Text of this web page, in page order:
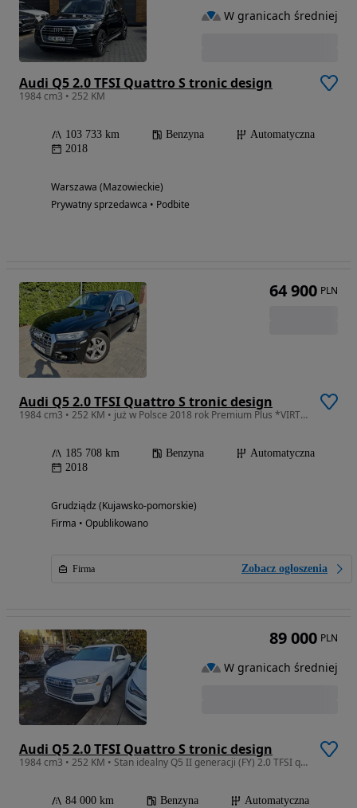
Audi Q5 2.0 TFSI Quattro S tronic design
1984 cm3 • 252 KM
103 733 km Benzyna
Automatyczna
2018
Warszawa (Mazowieckie)
Prywatny sprzedawca • Podbite
W granicach średniej
Audi Q5 2.0 TFSI Quattro S tronic design
1984 cm3 • 252 KM • już w Polsce 2018 rok Premium Plus *VIRTUAL *Już w Polsce !
185 708 km Benzyna
Automatyczna
2018
Grudziądz (Kujawsko-pomorskie)
Firma • Opublikowano
Firma Zobacz ogłoszenia
64 900 PLN
Audi Q5 2.0 TFSI Quattro S tronic design
1984 cm3 • 252 KM • Stan idealny Q5 II generacji (FY) 2.0 TFSI quattro premium plus
84 000 km Benzyna
Automatyczna
89 000 PLN
W granicach średniej